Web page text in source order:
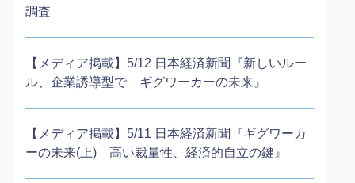
調査
【メディア掲載】5/12 日本経済新聞『新しいルー
ル、企業誘導型で ギグワーカーの未来』
【メディア掲載】5/11 日本経済新聞『ギグワーカ
ーの未来(上) 高い裁量性、経済的自立の鍵』